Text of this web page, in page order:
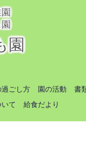
園
ごし方 園の活動
書
て 給食だより